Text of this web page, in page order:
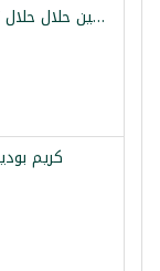
جيلاتين حلال حلال توتي فروتي بيكيز 275غ
كريم